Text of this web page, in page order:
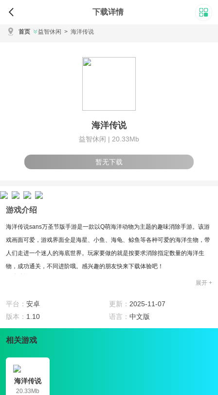
下载详情
首页 益智休闲 > 海洋传说
海洋传说
益智休闲 | 20.33Mb
暂无下载
游戏介绍
海洋传说sans万圣节版手游是一款以Q萌海洋动物为主题的趣味消除手游。该游
戏画面可爱，游戏界面全是海星、小鱼、海龟、鲸鱼等各种可爱的海洋生物，带
人们走进一个迷人的海底世界。玩家要做的就是按要求消除指定数量的海洋生
物，成功通关，不同进阶哦。感兴趣的朋友快来下载体验吧！
1.通过不断交换两个相邻的海洋生物位置，达到至少三个同种海洋生物横竖相连
的目的，成功完成消除。
2.每一关都有规定的步数限制，玩家需要在指定步数内消除完指定数量的海洋生
物，成功通关。
3.每一次通关系统都会根据表现打分，获得更高的分数，成功点亮三颗星星是我
4.丰富的道具可以帮助我们通关，在关键时刻使用使其产生最好的效果。
游戏特色
1.颜色鲜艳，画面可爱，带给人们最佳的视觉体验。
展开 +
平台： 安卓 更新： 2025-11-07
版本： 1.10 语言： 中文版
相关游戏
海洋传说
20.33Mb